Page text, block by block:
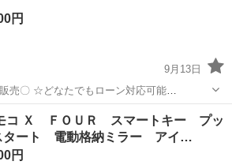
円
9月13日
ン対応可能
い方や自営業の方 ２、パートを
の方 ３、自己破産等をされた方やローンが
...
コ Ｘ ＦＯＵＲ スマートキー プッ
タート 電動格納ミラー アイ…
円